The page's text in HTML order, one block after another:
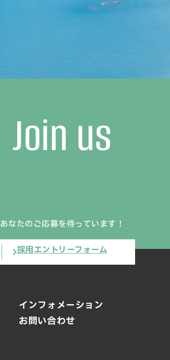
Join us
あなたのご応募を待っています！
採用エントリーフォーム
インフォメーション
お問い合わせ